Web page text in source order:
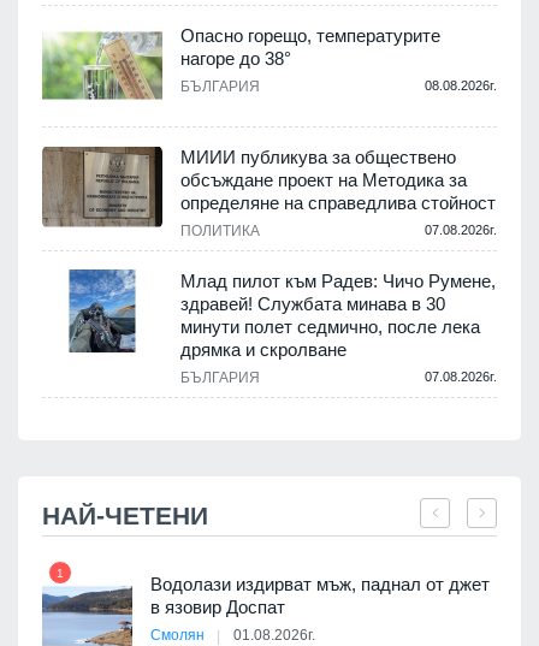
Опасно горещо, температурите
нагоре до 38°
БЪЛГАРИЯ 08.08.2026г.
МИИИ публикува за обществено
обсъждане проект на Методика за
определяне на справедлива стойност
ПОЛИТИКА 07.08.2026г.
Млад пилот към Радев: Чичо Румене,
здравей! Службата минава в 30
минути полет седмично, после лека
дрямка и скролване
БЪЛГАРИЯ 07.08.2026г.
НАЙ-ЧЕТЕНИ
1
Водолази издирват мъж, паднал от джет
в язовир Доспат
Смолян 01.08.2026г.